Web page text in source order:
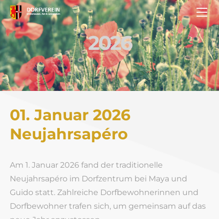
2026
01. Januar 2026
​Neujahrsapéro
Am 1. Januar 2026 fand der traditionelle
Neujahrsapéro im Dorfzentrum bei Maya und
Guido statt. Zahlreiche Dorfbewohnerinnen und
Dorfbewohner trafen sich, um gemeinsam auf das
HOME
JAHRESPROGRAMM
RÜCKBLICK
2026
2025
2024
2022
2020
2017
2016